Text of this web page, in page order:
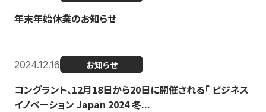
年末年始休業のお知らせ
2024.12.16 お知らせ
コングラント、12月18日から20日に開催される「 ビジネス
イノベーション Japan 2024 冬...